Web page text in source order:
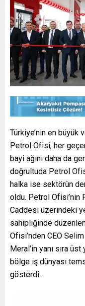
Türkiye’nin en büyük
Petrol Ofisi, her
bayi ağını daha da
doğrultuda Petrol
halka ise sektörün
oldu. Petrol Ofisi’nin
Caddesi üzerindeki
sahipliğinde
Ofisi’nden CEO
Meral’in yanı sıra
bölge iş dünyası
gösterdi.